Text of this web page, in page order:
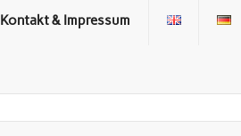
Kontakt & Impressum